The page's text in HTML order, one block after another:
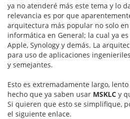
ya no atenderé más este tema y lo
relevancia es por que
arquitectura más popular no solo
informática en General; la cual ya
Apple, Synology y demás. La
para uso de aplicaciones
y semejantes.
Esto es extremadamente largo,
hecho que ya saben usar MSKLC y
Si quieren que esto se simplifique,
el siguiente enlace.